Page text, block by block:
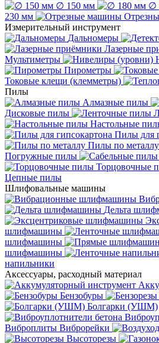
∅ 150 мм
∅
230 мм
Измерительный инструмент
Дальномеры
Лазерные
Мультиметры
Пирометры
Токовые клещи (клемметры)
Пилы
Алмазные пилы
Дисковые пилы
Настольные
Пилы для
Пилы по металлу
Погружные пилы
Торцовочные
Цепные пилы
Шлифовальные машины
Дельта
шлифмашины
шлифмашины
шлифмашины
напильники
Аксессуары, расходный материал
Бензобуры
Болгарки (УШМ)
Виброплиты Виброрейки
Высоторезы